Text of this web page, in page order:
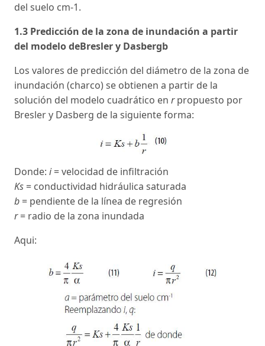
del suelo cm-1.
1.3 Predicción de la zona de inundación a partir
del modelo deBresler y Dasbergb
Los valores de predicción del diámetro de la zona de
inundación (charco) se obtienen a partir de la
solución del modelo cuadrático en rpropuesto por
Bresler y Dasberg de la siguiente forma:
Donde: i= velocidad de infiltración
Ks = conductividad hidráulica saturada
b = pendiente de la línea de regresión
r= radio de la zona inundada
Aqui: